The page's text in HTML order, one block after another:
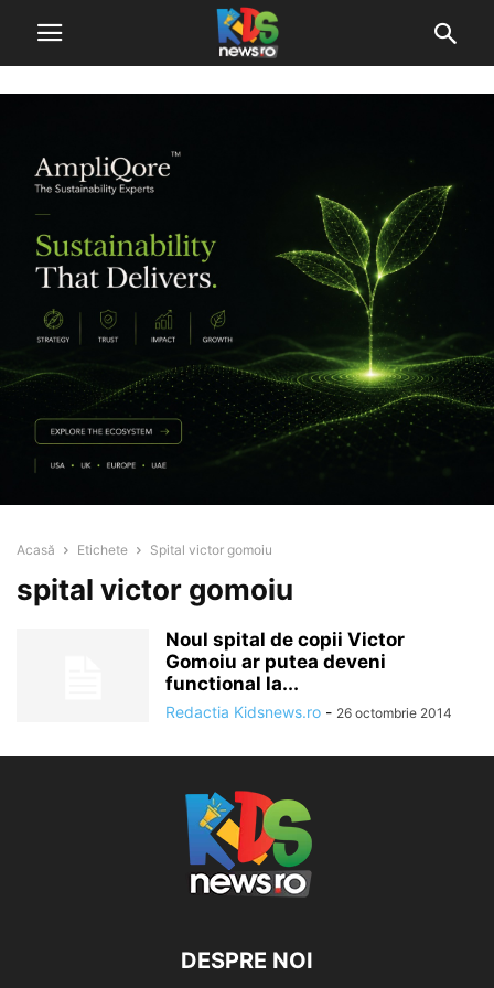
Acasă Etichete Spital victor gomoiu
spital victor gomoiu
Noul spital de copii Victor
Gomoiu ar putea deveni
functional la...
Redactia Kidsnews.ro - 26 octombrie 2014
DESPRE NOI